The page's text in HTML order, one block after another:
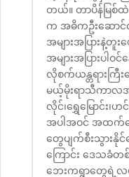
တယ်။ တာပိန်မြစ်
က အဓိကဦးဆောင်
အများအပြားနဲ့
အများအပြား
လိုစက်ယန္တရားကြီ
မယ့်မိုးရာသီကာလအ
လိုင်၊ရွှေမြောင်း၊ဟ
အပါအဝင် အထက်ဖ
တွေပျက်စီးသွားနို
ကြောင်း ဒေသခံတ
ဘေးကရွာတွေရဲ့လ